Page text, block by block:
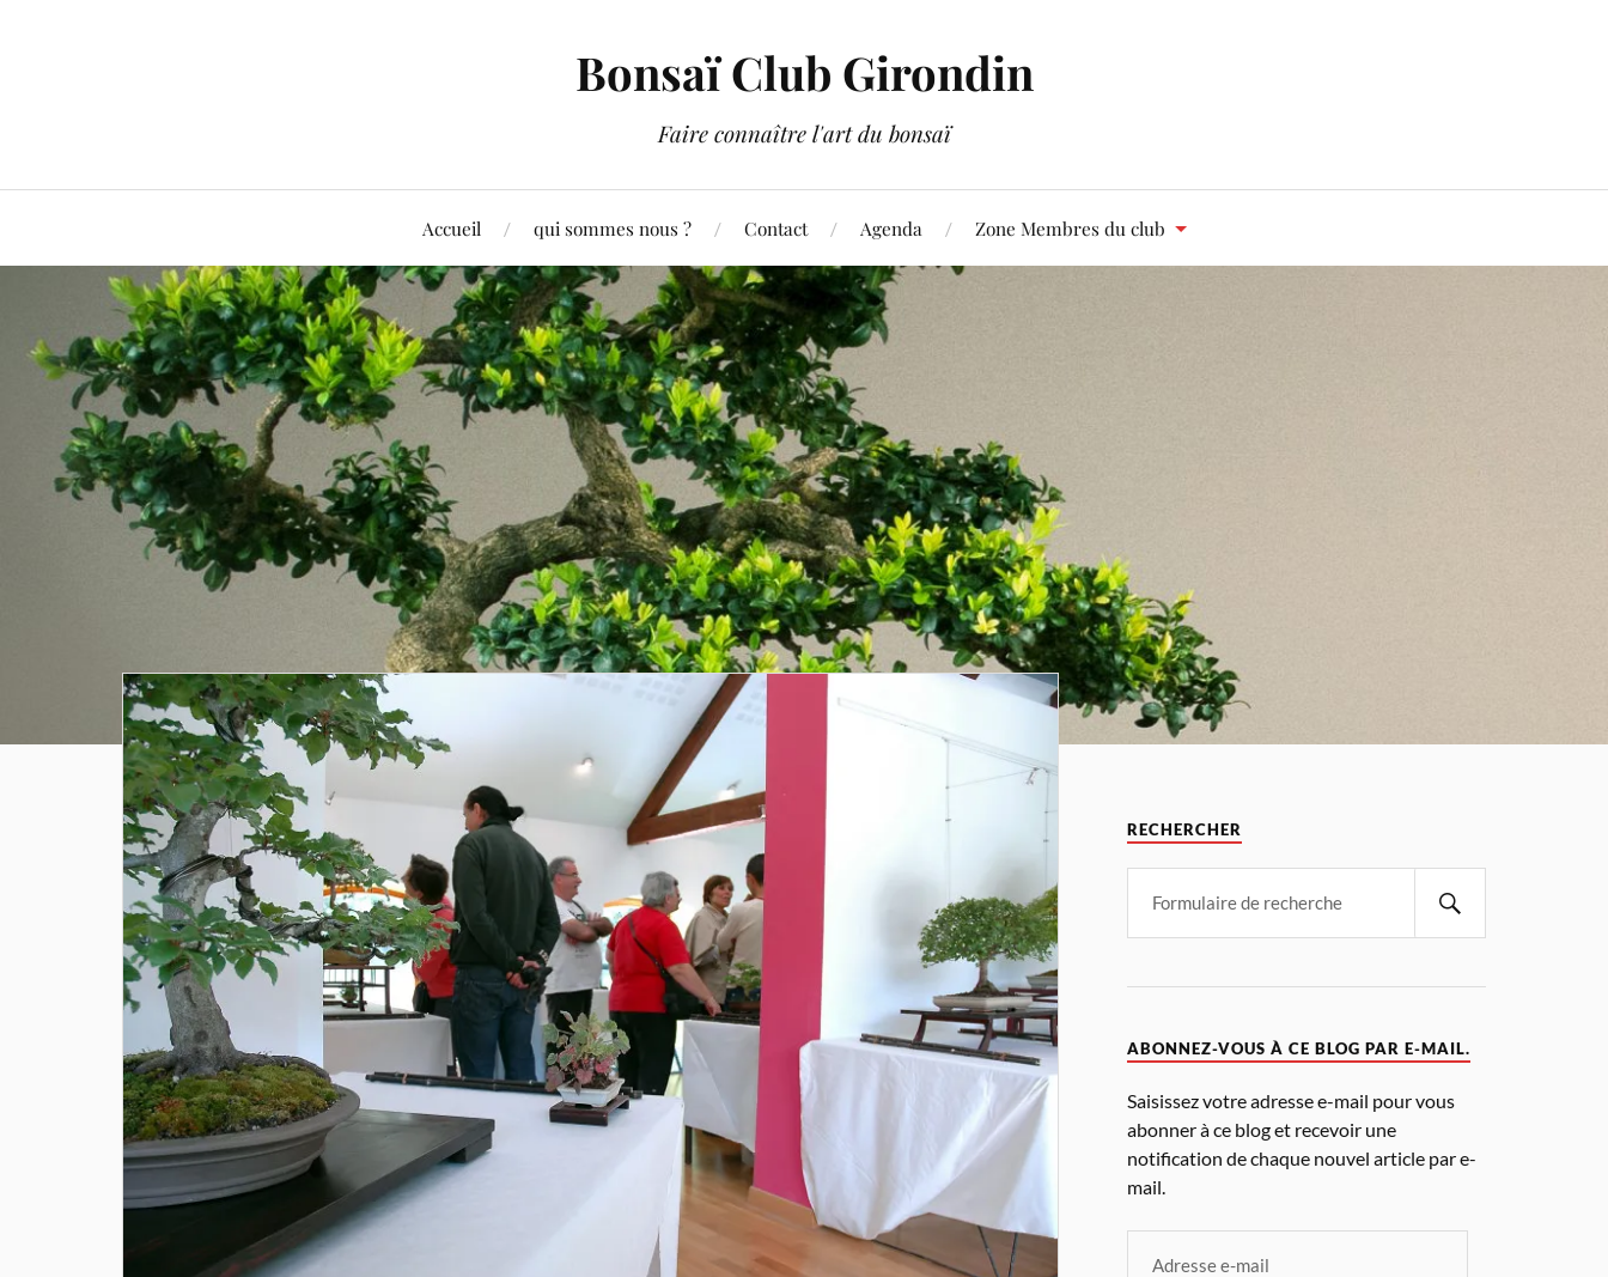
Bonsaï Club Girondin
Faire connaître l'art du bonsaï
Accueil qui sommes nous ? Contact Agenda Zone Membres du club
RECHERCHER
ABONNEZ-VOUS À CE BLOG PAR E-MAIL.
Saisissez votre adresse e-mail pour vous
abonner à ce blog et recevoir une
notification de chaque nouvel article par e-
mail.